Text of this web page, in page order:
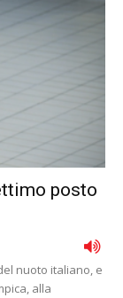
posto
nuoto italiano, e
alla